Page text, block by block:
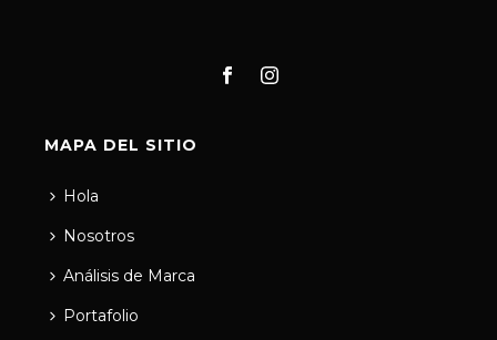
MAPA DEL SITIO
Hola
Nosotros
Análisis de Marca
Portafolio